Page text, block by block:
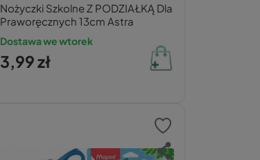
Nożyczki Szkolne Z PODZIAŁKĄ Dla
Praworęcznych 13cm Astra
Dostawa we wtorek
3,99 zł